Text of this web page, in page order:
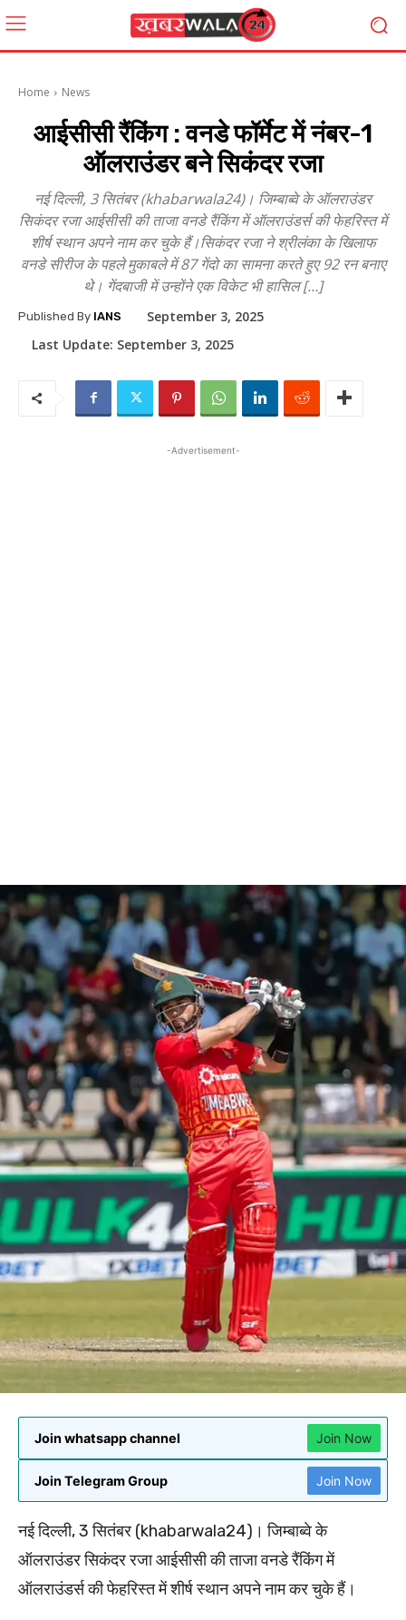
Home News
आईसीसी रैंकिंग : वनडे फॉर्मेट में नंबर-1
ऑलराउंडर बने सिकंदर रजा
नई दिल्ली, 3 सितंबर (khabarwala24)। जिम्बाब्वे के ऑलराउंडर
सिकंदर रजा आईसीसी की ताजा वनडे रैंकिंग में ऑलराउंडर्स की फेहरिस्त में
शीर्ष स्थान अपने नाम कर चुके हैं।सिकंदर रजा ने श्रीलंका के खिलाफ
वनडे सीरीज के पहले मुकाबले में 87 गेंदो का सामना करते हुए 92 रन बनाए
थे। गेंदबाजी में उन्होंने एक विकेट भी हासिल […]
Published By IANS
September 3, 2025
Last Update: September 3, 2025
-Advertisement-
Join whatsapp channel Join Now
Join Telegram Group Join Now
नई दिल्ली, 3 सितंबर (khabarwala24)। जिम्बाब्वे के
ऑलराउंडर सिकंदर रजा आईसीसी की ताजा वनडे रैंकिंग में
ऑलराउंडर्स की फेहरिस्त में शीर्ष स्थान अपने नाम कर चुके हैं।